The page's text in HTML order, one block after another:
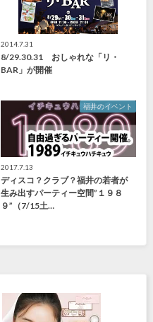
2014.7.31
8/29.30.31 おしゃれな「リ・
BAR」が開催
福井のイベント
2017.7.13
ディスコ？クラブ？福井の若者が
生み出すパーティー空間”１９８
９”（7/15土…